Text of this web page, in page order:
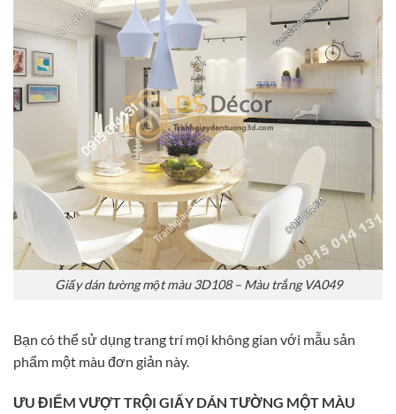
Giấy dán tường một màu 3D108 – Màu trắng VA049
Bạn có thể sử dụng trang trí mọi không gian với mẫu sản
phẩm một màu đơn giản này.
ƯU ĐIỂM VƯỢT TRỘI GIẤY DÁN TƯỜNG MỘT MÀU